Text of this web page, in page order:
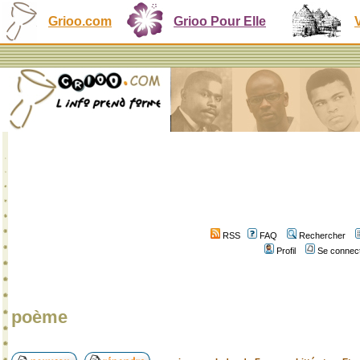
Grioo.com Grioo Pour Elle
RSS FAQ
Rechercher
Profil
Se
poème